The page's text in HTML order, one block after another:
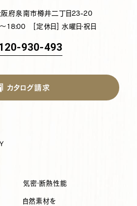
阪府泉南市樽井二丁目23-20
～18:00 [定休日] 水曜日・祝日
930-493
カタログ請求
気密・断熱性能
自然素材を